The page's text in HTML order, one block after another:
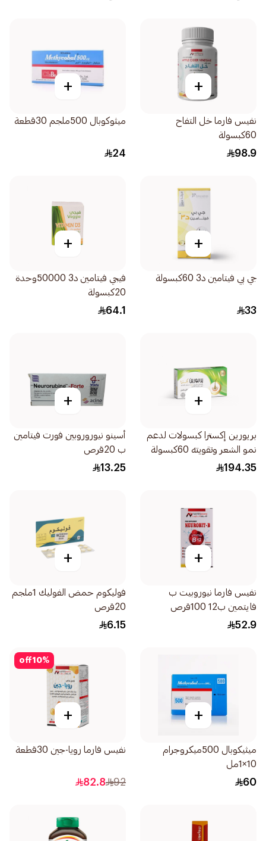
+
نفيس فارما خل التفاح
60كبسولة
98.9
+
ميثوكوبال 500ملجم 30قطعة
24
+
جي بي فيتامين د3 60كبسولة
33
+
فيجي فيتامين د3 50000وحدة
20كبسولة
64.1
+
بريورين إكسترا كبسولات لدعم
نمو الشعر وتقويته 60كبسولة
194.35
+
أسينو نيوروروبين فورت فيتامين
ب 20قرص
13.25
+
نفيس فارما نيوروبيت ب
فايتمين ب12 100قرص
52.9
+
فوليكوم حمض الفوليك 1ملجم
20قرص
6.15
+
ميثيكوبال 500ميكروجرام
10×1مل
60
10%
off
+
نفيس فارما رويا-جين 30قطعة
92
82.8